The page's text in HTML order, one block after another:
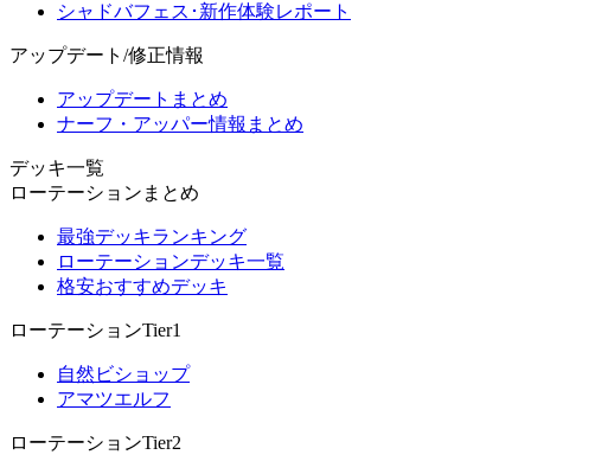
シャドバフェス･新作体験レポート
アップデート/修正情報
アップデートまとめ
ナーフ・アッパー情報まとめ
デッキ一覧
ローテーションまとめ
最強デッキランキング
ローテーションデッキ一覧
格安おすすめデッキ
ローテーションTier1
自然ビショップ
アマツエルフ
ローテーションTier2